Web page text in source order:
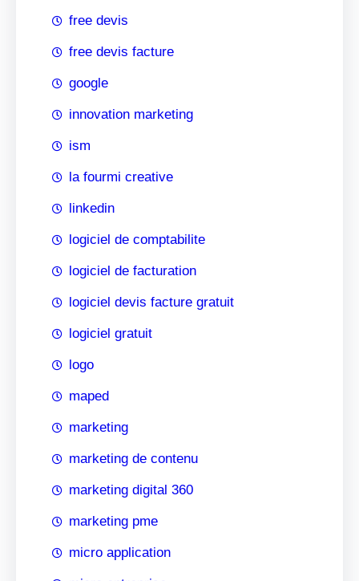
free devis
free devis facture
google
innovation marketing
ism
la fourmi creative
linkedin
logiciel de comptabilite
logiciel de facturation
logiciel devis facture gratuit
logiciel gratuit
logo
maped
marketing
marketing de contenu
marketing digital 360
marketing pme
micro application